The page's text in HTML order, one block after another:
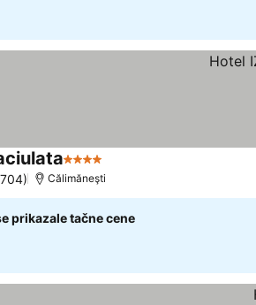
4 Zvezdice
Călimăneşti
prikazale tačne cene